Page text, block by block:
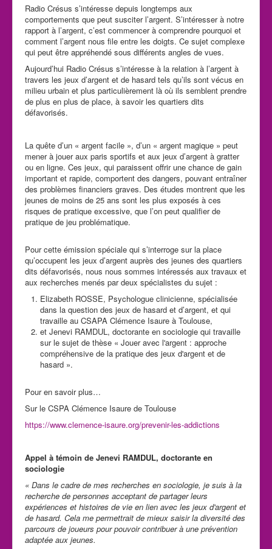
Radio Crésus s’intéresse depuis longtemps aux
comportements que peut susciter l’argent. S’intéresser à notre
rapport à l’argent, c’est commencer à comprendre pourquoi et
comment l’argent nous file entre les doigts. Ce sujet complexe
qui peut être appréhendé sous différents angles de vues.
Aujourd’hui Radio Crésus s’intéresse à la relation à l’argent à
travers les jeux d’argent et de hasard tels qu’ils sont vécus en
milieu urbain et plus particulièrement là où ils semblent prendre
de plus en plus de place, à savoir les quartiers dits
défavorisés.
La quête d’un « argent facile », d’un « argent magique » peut
mener à jouer aux paris sportifs et aux jeux d’argent à gratter
ou en ligne. Ces jeux, qui paraissent offrir une chance de gain
important et rapide, comportent des dangers, pouvant entraîner
des problèmes financiers graves. Des études montrent que les
jeunes de moins de 25 ans sont les plus exposés à ces
risques de pratique excessive, que l’on peut qualifier de
pratique de jeu problématique.
Pour cette émission spéciale qui s’interroge sur la place
qu’occupent les jeux d’argent auprès des jeunes des quartiers
dits défavorisés, nous nous sommes intéressés aux travaux et
aux recherches menés par deux spécialistes du sujet :
Elizabeth ROSSE, Psychologue clinicienne, spécialisée
dans la question des jeux de hasard et d’argent, et qui
travaille au CSAPA Clémence Isaure à Toulouse,
et Jenevi RAMDUL, doctorante en sociologie qui travaille
sur le sujet de thèse « Jouer avec l'argent : approche
compréhensive de la pratique des jeux d'argent et de
hasard ».
Pour en savoir plus…
Sur le CSPA Clémence Isaure de Toulouse
https://www.clemence-isaure.org/prevenir-les-addictions
Appel à témoin de Jenevi RAMDUL, doctorante en
sociologie
« Dans le cadre de mes recherches en sociologie, je suis à la
recherche de personnes acceptant de partager leurs
expériences et histoires de vie en lien avec les jeux d'argent et
de hasard. Cela me permettrait de mieux saisir la diversité des
parcours de joueurs pour pouvoir contribuer à une prévention
adaptée aux jeunes.